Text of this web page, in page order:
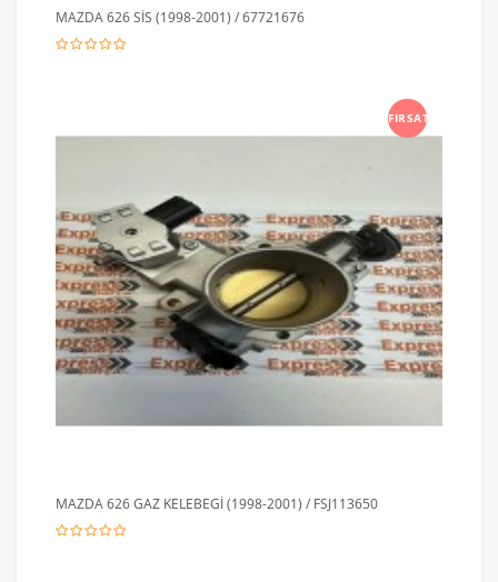
MAZDA 626 SİS (1998-2001) / 67721676
FIRSAT
MAZDA 626 GAZ KELEBEGİ (1998-2001) / FSJ113650